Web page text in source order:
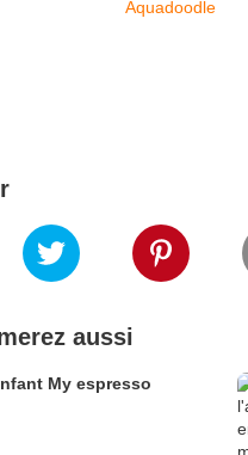
aussi
My espresso